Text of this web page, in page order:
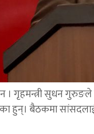
। गृहमन्त्री सुधन गुरुङले
हुन्। बैठकमा सांसदलाई